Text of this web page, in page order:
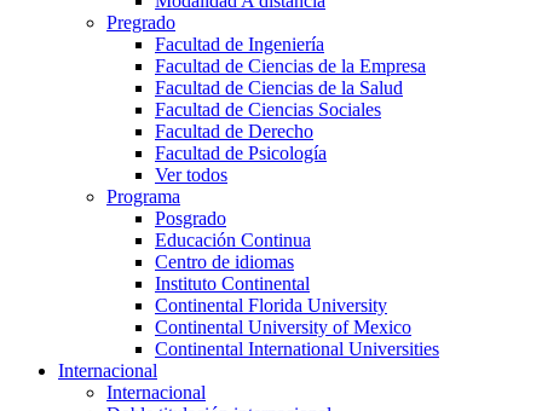
Pregrado
Facultad de Ingeniería
Facultad de Ciencias de la Empresa
Facultad de Ciencias de la Salud
Facultad de Ciencias Sociales
Facultad de Derecho
Facultad de Psicología
Ver todos
Programa
Posgrado
Educación Continua
Centro de idiomas
Instituto Continental
Continental Florida University
Continental University of Mexico
Continental International Universities
Internacional
Internacional